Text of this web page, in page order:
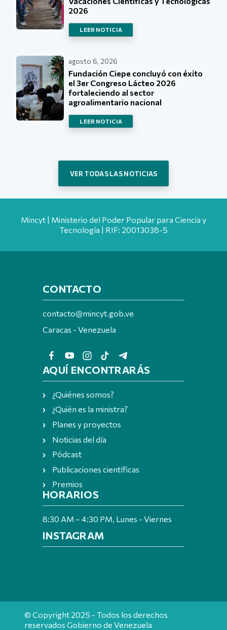
2026
LEER NOTICIA
agosto 6, 2026
Fundación Ciepe concluyó con éxito
el 3er Congreso Lácteo 2026
fortaleciendo al sector
agroalimentario nacional
LEER NOTICIA
VER TODAS LAS NOTICIAS
Mincyt | Ministerio del Poder Popular para Ciencia y
Tecnología | RIF: 20013038-5
CONTACTO
contacto@mincyt.gob.ve
Caracas - Venezuela
AQUÍ ENCONTRARÁS
¿Quiénes somos?
¿Quién es la ministra?
Planes y proyectos
Noticias del día
Pódcast
Publicaciones científicas
Premios
HORARIOS
8:30 AM – 4:30 PM, Lunes - Viernes
INSTAGRAM
© Copyright 2025 - Todos los derechos
reservados Gobierno de Venezuela